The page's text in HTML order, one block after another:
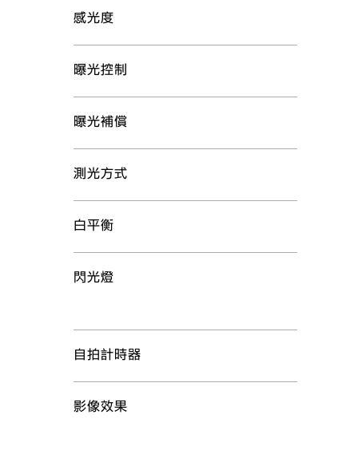
感光度
曝光控制
曝光補償
測光方式
白平衡
閃光燈
自拍計時器
影像效果